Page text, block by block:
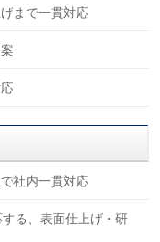
まで一貫対応
社内一貫対応
る、表面仕上げ・研